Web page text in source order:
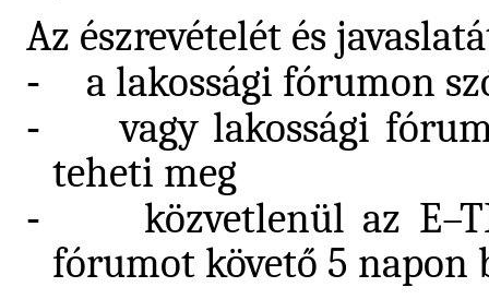
Az észrevételét és
- a lakossági fórumon
-
vagy lakossági
teheti meg
-
közvetlenül az
fórumot követő 5 napon